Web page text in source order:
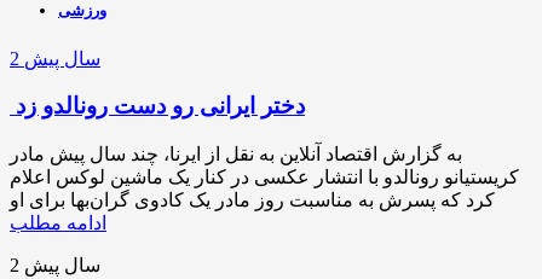
ورزشی
2 سال پیش
دختر ایرانی رو دست رونالدو زد
به گزارش اقتصاد آنلاین به نقل از ایرنا، چند سال پیش مادر
کریستیانو رونالدو با انتشار عکسی در کنار یک ماشین لوکس اعلام
کرد که پسرش به مناسبت روز مادر یک کادوی گران‌بها برای او
ادامه مطلب
2 سال پیش